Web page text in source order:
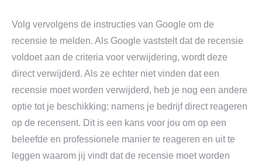
Volg vervolgens de instructies van Google om de
recensie te melden. Als Google vaststelt dat de recensie
voldoet aan de criteria voor verwijdering, wordt deze
direct verwijderd. Als ze echter niet vinden dat een
recensie moet worden verwijderd, heb je nog een andere
optie tot je beschikking: namens je bedrijf direct reageren
op de recensent. Dit is een kans voor jou om op een
beleefde en professionele manier te reageren en uit te
leggen waarom jij vindt dat de recensie moet worden